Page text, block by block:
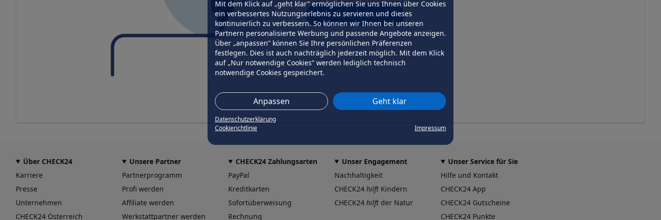
Mit dem Klick auf „geht klar” ermöglichen Sie uns Ihnen über Cookies
ein verbessertes Nutzungserlebnis zu servieren und dieses
kontinuierlich zu verbessern. So können wir Ihnen bei unseren
Partnern personalisierte Werbung und passende Angebote anzeigen.
Über „anpassen” können Sie Ihre persönlichen Präferenzen
festlegen. Dies ist auch nachträglich jederzeit möglich. Mit dem Klick
auf „Nur notwendige Cookies” werden lediglich technisch
notwendige Cookies gespeichert.
Anpassen Geht klar
Datenschutzerklärung
Cookierichtlinie
Impressum
erneut versuchen
Über CHECK24
Karriere
Presse
Unternehmen
CHECK24 Österreich
Unsere Partner
Partnerprogramm
Profi werden
Affiliate werden
Werkstattpartner werden
CHECK24 Zahlungsarten
PayPal
Kreditkarten
Sofortüberweisung
Rechnung
Unser Engagement
Nachhaltigkeit
CHECK24 hilft Kindern
CHECK24 hilft der Natur
Unser Service für Sie
Hilfe und Kontakt
CHECK24 App
CHECK24 Gutscheine
CHECK24 Punkte